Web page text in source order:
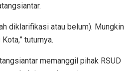
diklarifikasi atau belum). Mungkin
tuturnya.
memanggil pihak RSUD